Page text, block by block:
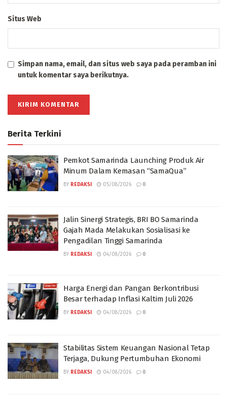
Situs Web
Simpan nama, email, dan situs web saya pada peramban ini
untuk komentar saya berikutnya.
Berita Terkini
Pemkot Samarinda Launching Produk Air
Minum Dalam Kemasan “SamaQua”
BY REDAKSI 05/08/2026 0
Jalin Sinergi Strategis, BRI BO Samarinda
Gajah Mada Melakukan Sosialisasi ke
Pengadilan Tinggi Samarinda
BY REDAKSI 04/08/2026 0
Harga Energi dan Pangan Berkontribusi
Besar terhadap Inflasi Kaltim Juli 2026
BY REDAKSI 04/08/2026 0
Stabilitas Sistem Keuangan Nasional Tetap
Terjaga, Dukung Pertumbuhan Ekonomi
BY REDAKSI 04/08/2026 0